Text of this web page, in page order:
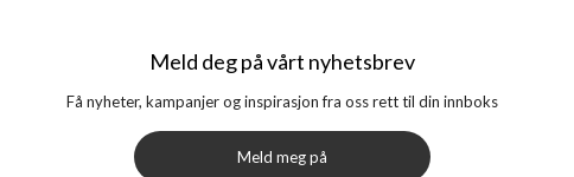
Meld deg på vårt nyhetsbrev
Få nyheter, kampanjer og inspirasjon fra oss rett til din innboks
Meld meg på